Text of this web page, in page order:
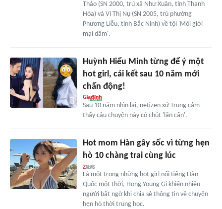
Thảo (SN 2000, trú xã Như Xuân, tỉnh Thanh
Hóa) và Vi Thị Nụ (SN 2005, trú phường
Phương Liễu, tỉnh Bắc Ninh) về tội 'Môi giới
mại dâm'.
Huỳnh Hiểu Minh từng để ý một
hot girl, cái kết sau 10 năm mới
chấn động!
Sau 10 năm nhìn lại, netizen xứ Trung cảm
thấy câu chuyện này có chút 'lấn cấn'.
Hot mom Hàn gây sốc vì từng hẹn
hò 10 chàng trai cùng lúc
Là một trong những hot girl nổi tiếng Hàn
Quốc một thời, Hong Young Gi khiến nhiều
người bất ngờ khi chia sẻ thông tin về chuyện
hẹn hò thời trung học.